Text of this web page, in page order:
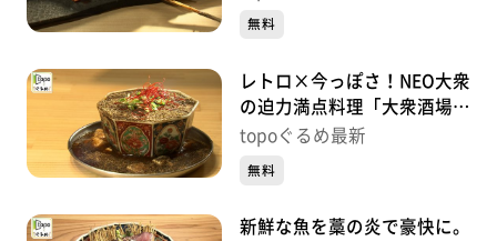
無料
レトロ×今っぽさ！NEO大衆
の迫力満点料理「大衆酒場
かーにばる」（青葉区国分
topoぐるめ最新
無料
新鮮な魚を藁の炎で豪快に。